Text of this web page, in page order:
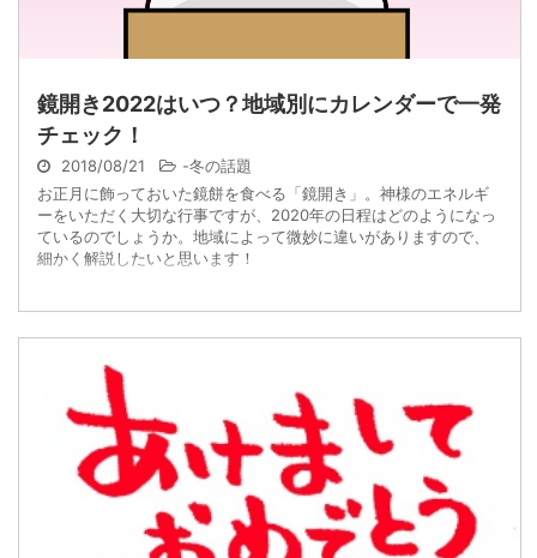
鏡開き2022はいつ？地域別にカレンダーで一発
チェック！
2018/08/21 -冬の話題
お正月に飾っておいた鏡餅を食べる「鏡開き」。神様のエネルギ
ーをいただく大切な行事ですが、2020年の日程はどのようになっ
ているのでしょうか。地域によって微妙に違いがありますので、
細かく解説したいと思います！